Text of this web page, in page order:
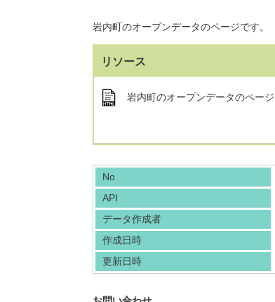
岩内町のオープンデータのページです。
リソース
岩内町のオープンデータのペー
No
API
データ作成者
作成日時
更新日時